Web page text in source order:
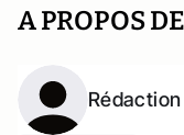
A PROPOS